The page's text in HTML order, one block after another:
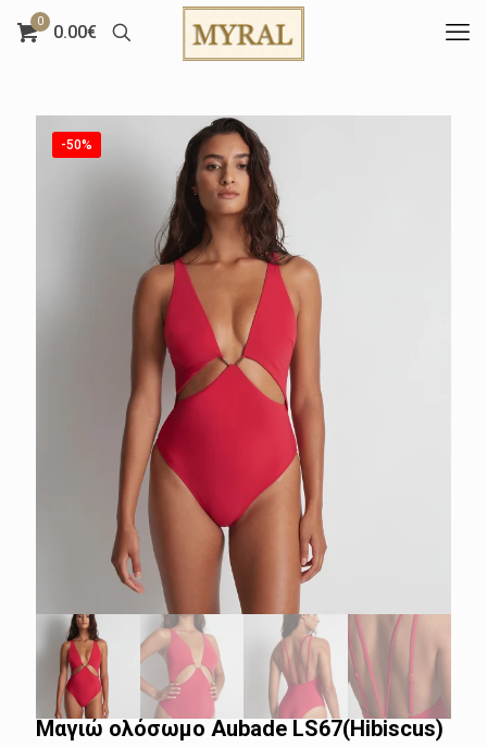
0
0.00€
-50%
Μαγιώ ολόσωμο Aubade LS67(Hibiscus)